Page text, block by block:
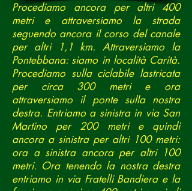
Procediamo ancora per altri 400
metri e attraversiamo la strada
seguendo ancora il corso del canale
per altri 1,1 km. Attraversiamo la
Pontebbana: siamo in località Carità.
Procediamo sulla ciclabile lastricata
per circa 300 metri e ora
attraversiamo il ponte sulla nostra
destra. Entriamo a sinistra in via San
Martino per 200 metri e quindi
ancora a sinistra per altri 100 metri:
ora a sinistra ancora per altri 100
metri. Ora tenendo la nostra destra
entriamo in via Fratelli Bandiera e la